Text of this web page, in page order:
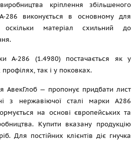
кріплення збільшеного
286 виконується в основному для
оскільки матеріал схильний до
A-286 (1.4980) постачається як у
так і у поковках.
АвекГлоб — пропонує придбати лист
з нержавіючої сталі марки A286
на основі європейських та
Купити вказану продукцію
Для постійних клієнтів діє гнучка